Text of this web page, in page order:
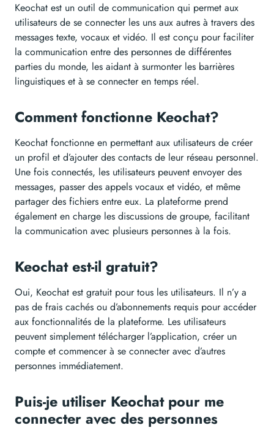
Keochat est un outil de communication qui permet aux
utilisateurs de se connecter les uns aux autres à travers des
messages texte, vocaux et vidéo. Il est conçu pour faciliter
la communication entre des personnes de différentes
parties du monde, les aidant à surmonter les barrières
linguistiques et à se connecter en temps réel.
Comment fonctionne Keochat?
Keochat fonctionne en permettant aux utilisateurs de créer
un profil et d’ajouter des contacts de leur réseau personnel.
Une fois connectés, les utilisateurs peuvent envoyer des
messages, passer des appels vocaux et vidéo, et même
partager des fichiers entre eux. La plateforme prend
également en charge les discussions de groupe, facilitant
la communication avec plusieurs personnes à la fois.
Keochat est-il gratuit?
Oui, Keochat est gratuit pour tous les utilisateurs. Il n’y a
pas de frais cachés ou d’abonnements requis pour accéder
aux fonctionnalités de la plateforme. Les utilisateurs
peuvent simplement télécharger l’application, créer un
compte et commencer à se connecter avec d’autres
personnes immédiatement.
Puis-je utiliser Keochat pour me
connecter avec des personnes